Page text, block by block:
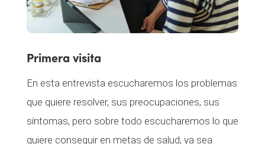
Primera visita
En esta entrevista escucharemos los problemas
que quiere resolver, sus preocupaciones, sus
síntomas, pero sobre todo escucharemos lo que
quiere conseguir en metas de salud, ya sea